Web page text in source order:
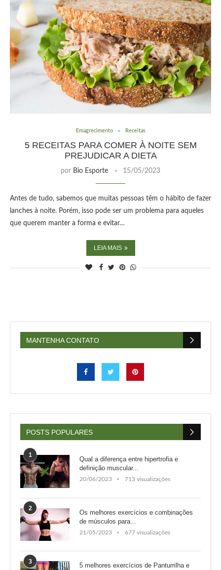
Emagrecimento Receitas
5 RECEITAS PARA COMER À NOITE SEM
PREJUDICAR A DIETA
por Bio Esporte 15/05/2023
Antes de tudo, sabemos que muitas pessoas têm o hábito de fazer
lanches à noite. Porém, isso pode ser um problema para aqueles
que querem manter a forma e evitar…
LEIA MAIS
MANTENHA CONTATO
POSTS POPULARES
1
Qual a diferença entre hipertrofia e
definição muscular...
20/06/2023 713 visualizações
2
Os melhores exercícios e combinações
de músculos para...
21/05/2023 677 visualizações
3
5 melhores exercícios de Panturrilha e